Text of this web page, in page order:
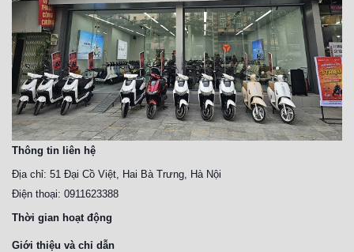
Thông tin liên hệ
Địa chỉ: 51 Đại Cồ Việt, Hai Bà Trưng, Hà Nội
Điện thoại: 0911623388
Thời gian hoạt động
Giới thiệu và chỉ dẫn